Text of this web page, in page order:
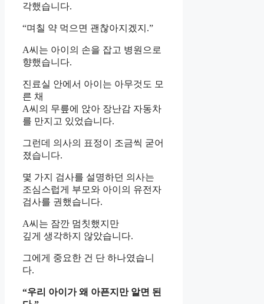
각했습니다.
“며칠 약 먹으면 괜찮아지겠지.”
A씨는 아이의 손을 잡고 병원으로
향했습니다.
진료실 안에서 아이는 아무것도 모
른 채
A씨의 무릎에 앉아 장난감 자동차
를 만지고 있었습니다.
그런데 의사의 표정이 조금씩 굳어
졌습니다.
몇 가지 검사를 설명하던 의사는
조심스럽게 부모와 아이의 유전자
검사를 권했습니다.
A씨는 잠깐 멈칫했지만
깊게 생각하지 않았습니다.
그에게 중요한 건 단 하나였습니
다.
“우리 아이가 왜 아픈지만 알면 된